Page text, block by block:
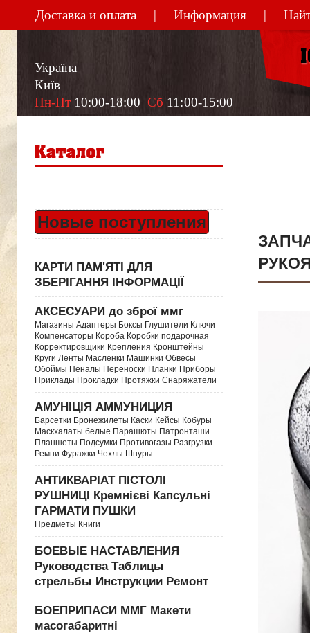
Доставка и оплата Информация
Україна
Київ
Пн-Пт 10:00-18:00 Сб 11:00-15:00
Новые поступления
КАРТИ ПАМ'ЯТІ ДЛЯ
ЗБЕРІГАННЯ ІНФОРМАЦІЇ
АКСЕСУАРИ до зброї ммг
Магазины Адаптеры Боксы Глушители Ключи
Компенсаторы Короба Коробки подарочная
Корректировщики Крепления Кронштейны
Круги Ленты Масленки Машинки Обвесы
Обоймы Пеналы Переноски Планки Приборы
Приклады Прокладки Протяжки Снаряжатели
АМУНІЦІЯ АММУНИЦИЯ
Барсетки Бронежилеты Каски Кейсы Кобуры
Маскхалаты белые Парашюты Патронташи
Планшеты Подсумки Противогазы Разгрузки
Ремни Фуражки Чехлы Шнуры
АНТИКВАРІАТ ПІСТОЛІ
РУШНИЦІ Кремнієві Капсульні
ГАРМАТИ ПУШКИ
Предметы Книги
БОЕВЫЕ НАСТАВЛЕНИЯ
Руководства Таблицы
стрельбы Инструкции Ремонт
БОЕПРИПАСИ ММГ Макети
масогабаритні